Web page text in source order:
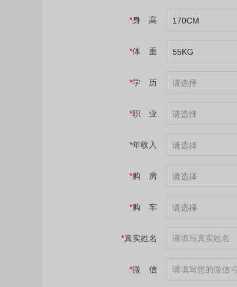
*身 高 170CM
*体 重 55KG
*学 历 请选择
*职 业 请选择
*年收入 请选择
*购 房 请选择
*购 车 请选择
*真实姓名
*微 信